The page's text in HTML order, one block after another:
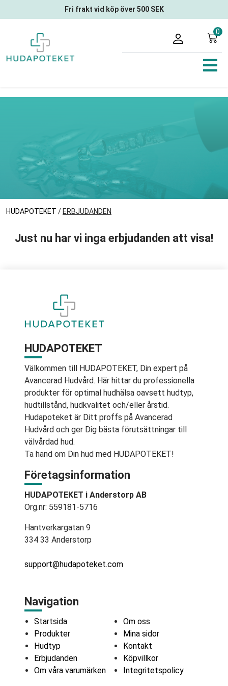
Fri frakt vid köp över 500 SEK
0
HUDAPOTEKET / ERBJUDANDEN
Just nu har vi inga erbjudanden att visa!
HUDAPOTEKET
Välkommen till HUDAPOTEKET, Din expert på
Avancerad Hudvård. Här hittar du professionella
produkter för optimal hudhälsa oavsett hudtyp,
hudtillstånd, hudkvalitet och/eller årstid.
Hudapoteket är Ditt proffs på Avancerad
Hudvård och ger Dig bästa förutsättningar till
välvårdad hud.
Ta hand om Din hud med HUDAPOTEKET!
Företagsinformation
HUDAPOTEKET i Anderstorp AB
Org.nr: 559181-5716
Hantverkargatan 9
334 33 Anderstorp
support@hudapoteket.com
Navigation
Startsida
Produkter
Hudtyp
Erbjudanden
Om våra varumärken
Om oss
Mina sidor
Kontakt
Köpvillkor
Integritetspolicy